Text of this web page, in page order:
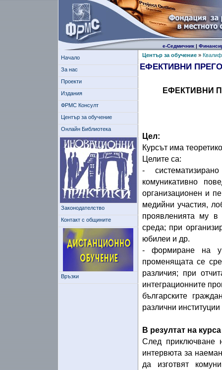
е-Седмичник|
Начало
За нас
Проекти
Издания
ФРМС Консулт
Център за обучение
Онлайн Библиотека
Законодателство
Контакт с общините
Връзки
Център за обучение»
ЕФЕКТИВНИ
ЕФЕКТИВНИ
Цел:
Курсът има
Целите са:
-
комуникативно
организационен и
медийни участия,
проявленията му в
среда; при
юбилеи и др.
- формиране на
променящата се
различия; при
интеграционните
българските
различни
В резултат на
След приключване
интервюта за
да изготвят